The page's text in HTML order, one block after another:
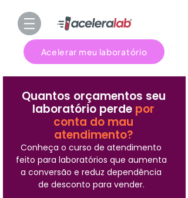
Acelerar meu laboratório
Quantos orçamentos seu
laboratório perde por
conta do mau
atendimento?
Conheça o curso de atendimento
feito para laboratórios que aumenta
a conversão e reduz dependência
de desconto para vender.